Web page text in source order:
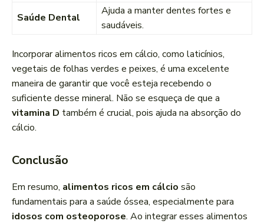
Saúde Dental
Ajuda a manter dentes fortes e
saudáveis.
Incorporar alimentos ricos em cálcio, como laticínios,
vegetais de folhas verdes e peixes, é uma excelente
maneira de garantir que você esteja recebendo o
suficiente desse mineral. Não se esqueça de que a
vitamina D também é crucial, pois ajuda na absorção do
cálcio.
Conclusão
Em resumo, alimentos ricos em cálcio são
fundamentais para a saúde óssea, especialmente para
idosos com osteoporose. Ao integrar esses alimentos